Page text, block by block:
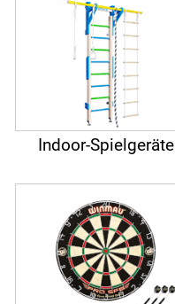
Indoor-Spielgeräte